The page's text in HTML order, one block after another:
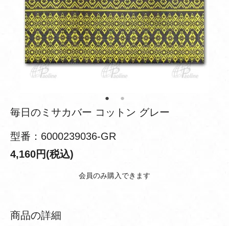
毎日のミサカバー コットン グレー
型番：6000239036-GR
4,160円(税込)
会員のみ購入できます
商品の詳細